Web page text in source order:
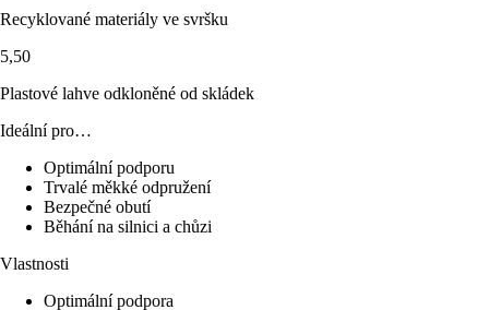
Recyklované materiály ve svršku
5,50
Plastové lahve odkloněné od skládek
Ideální pro…
Optimální podporu
Trvalé měkké odpružení
Bezpečné obutí
Běhání na silnici a chůzi
Vlastnosti
Optimální podpora